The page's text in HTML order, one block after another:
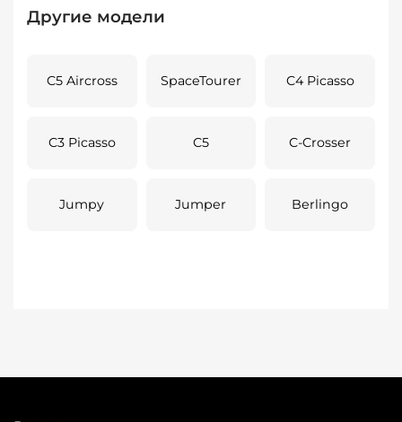
Другие модели
C5 Aircross SpaceTourer C4 Picasso
C3 Picasso C5 C-Crosser
Jumpy Jumper Berlingo